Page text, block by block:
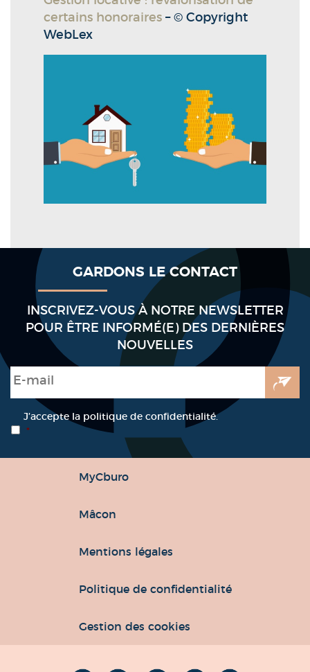
certains honoraires – © Copyright
WebLex
GARDONS LE CONTACT
INSCRIVEZ-VOUS À NOTRE NEWSLETTER
POUR ÊTRE INFORMÉ(E) DES DERNIÈRES
NOUVELLES
E-mail
RGPD *
J’accepte la politique de confidentialité.
*
MyCburo
Mâcon
Mentions légales
Politique de confidentialité
Gestion des cookies